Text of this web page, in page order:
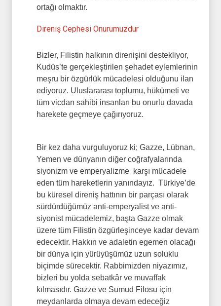
ortağı olmaktır.
Direniş Cephesi Onurumuzdur
Bizler, Filistin halkının direnişini destekliyor,
Kudüs’te gerçekleştirilen şehadet eylemlerinin
meşru bir özgürlük mücadelesi olduğunu ilan
ediyoruz. Uluslararası toplumu, hükümeti ve
tüm vicdan sahibi insanları bu onurlu davada
harekete geçmeye çağırıyoruz.
Bir kez daha vurguluyoruz ki; Gazze, Lübnan,
Yemen ve dünyanın diğer coğrafyalarında
siyonizm ve emperyalizme karşı mücadele
eden tüm hareketlerin yanındayız. Türkiye’de
bu küresel direniş hattının bir parçası olarak
sürdürdüğümüz anti-emperyalist ve anti-
siyonist mücadelemiz, başta Gazze olmak
üzere tüm Filistin özgürleşinceye kadar devam
edecektir. Hakkın ve adaletin egemen olacağı
bir dünya için yürüyüşümüz uzun soluklu
biçimde sürecektir. Rabbimizden niyazımız,
bizleri bu yolda sebatkâr ve muvaffak
kılmasıdır. Gazze ve Sumud Filosu için
meydanlarda olmaya devam edeceğiz